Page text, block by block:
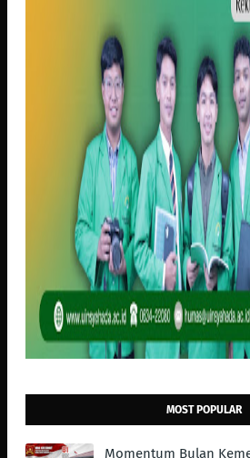
MOST POPULAR
Momentum Bulan